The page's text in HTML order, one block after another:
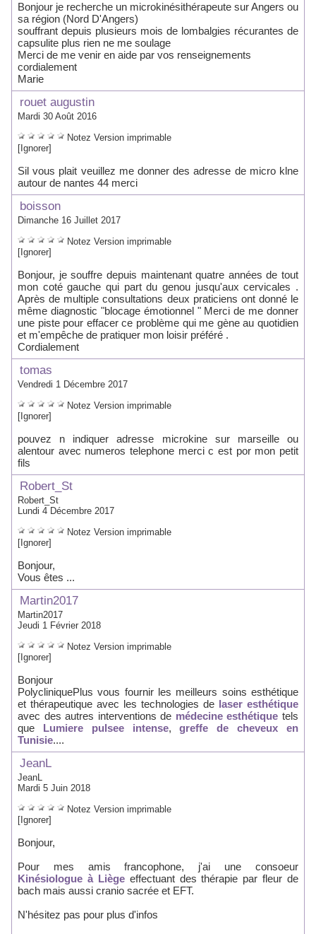
Bonjour je recherche un microkinésithérapeute sur Angers ou
sa région (Nord D'Angers)
souffrant depuis plusieurs mois de lombalgies récurantes de
capsulite plus rien ne me soulage
Merci de me venir en aide par vos renseignements
cordialement
Marie
rouet augustin
Mardi 30 Août 2016
Notez Version imprimable
[Ignorer]
Sil vous plait veuillez me donner des adresse de micro klne
autour de nantes 44 merci
boisson
Dimanche 16 Juillet 2017
Notez Version imprimable
[Ignorer]
Bonjour, je souffre depuis maintenant quatre années de tout
mon coté gauche qui part du genou jusqu'aux cervicales .
Après de multiple consultations deux praticiens ont donné le
même diagnostic "blocage émotionnel " Merci de me donner
une piste pour effacer ce problème qui me gène au quotidien
et m'empêche de pratiquer mon loisir préféré .
Cordialement
tomas
Vendredi 1 Décembre 2017
Notez Version imprimable
[Ignorer]
pouvez n indiquer adresse microkine sur marseille ou
alentour avec numeros telephone merci c est por mon petit
fils
Robert_St
Robert_St
Lundi 4 Décembre 2017
Notez Version imprimable
[Ignorer]
Bonjour,
Vous êtes ...
Martin2017
Martin2017
Jeudi 1 Février 2018
Notez Version imprimable
[Ignorer]
Bonjour
PolycliniquePlus vous fournir les meilleurs soins esthétique
et thérapeutique avec les technologies de laser esthétique
avec des autres interventions de médecine esthétique tels
que Lumiere pulsee intense,greffe de cheveux en
Tunisie....
JeanL
JeanL
Mardi 5 Juin 2018
Notez Version imprimable
[Ignorer]
Bonjour,
Pour mes amis francophone, j'ai une consoeur
Kinésiologue à Liègeeffectuant des thérapie par fleur de
bach mais aussi cranio sacrée et EFT.
N'hésitez pas pour plus d'infos